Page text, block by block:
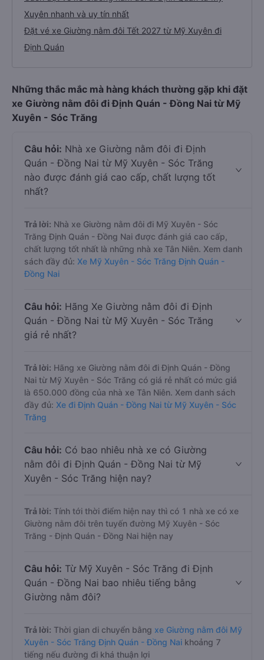
Xuyên nhanh và uy tín nhất
Đặt vé xe Giường nằm đôi Tết 2027 từ Mỹ Xuyên đi
Định Quán
Những thắc mắc mà hàng khách thường gặp khi đặt
xe Giường nằm đôi đi Định Quán - Đồng Nai từ Mỹ
Xuyên - Sóc Trăng
Câu hỏi: Nhà xe Giường nằm đôi đi Định
Quán - Đồng Nai từ Mỹ Xuyên - Sóc Trăng
nào được đánh giá cao cấp, chất lượng tốt
nhất?
Trả lời: Nhà xe Giường nằm đôi đi Mỹ Xuyên - Sóc
Trăng Định Quán - Đồng Nai được đánh giá cao cấp,
chất lượng tốt nhất là những nhà xe Tân Niên. Xem danh
sách đầy đủ: Xe Mỹ Xuyên - Sóc Trăng Định Quán -
Đồng Nai
Câu hỏi: Hãng Xe Giường nằm đôi đi Định
Quán - Đồng Nai từ Mỹ Xuyên - Sóc Trăng
giá rẻ nhất?
Trả lời: Hãng xe Giường nằm đôi đi Định Quán - Đồng
Nai từ Mỹ Xuyên - Sóc Trăng có giá rẻ nhất có mức giá
là 650.000 đồng của nhà xe Tân Niên. Xem danh sách
đầy đủ: Xe đi Định Quán - Đồng Nai từ Mỹ Xuyên - Sóc
Trăng
Câu hỏi: Có bao nhiêu nhà xe có Giường
nằm đôi đi Định Quán - Đồng Nai từ Mỹ
Xuyên - Sóc Trăng hiện nay?
Trả lời: Tính tới thời điểm hiện nay thì có 1 nhà xe có xe
Giường nằm đôi trên tuyến đường Mỹ Xuyên - Sóc
Trăng - Định Quán - Đồng Nai hiện nay
Câu hỏi: Từ Mỹ Xuyên - Sóc Trăng đi Định
Quán - Đồng Nai bao nhiêu tiếng bằng
Giường nằm đôi?
Trả lời: Thời gian di chuyển bằng xe Giường nằm đôi Mỹ
Xuyên - Sóc Trăng Định Quán - Đồng Nai khoảng 7
tiếng nếu đường đi khá thuận lợi